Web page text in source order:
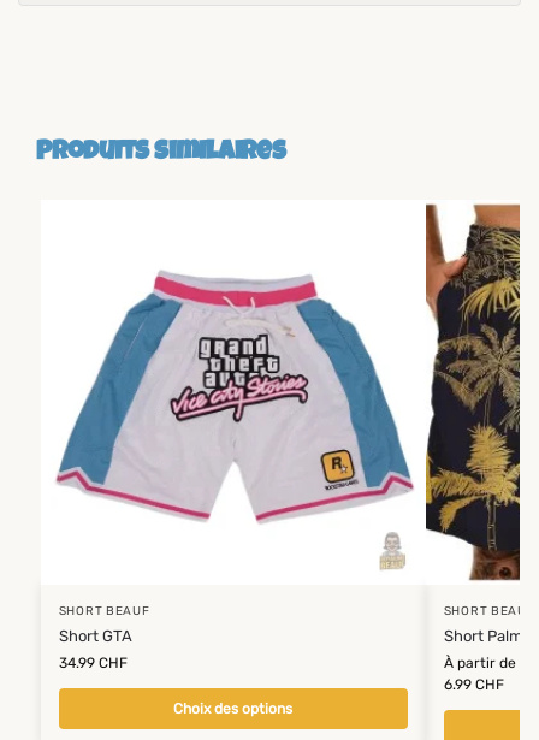
Produits similaires
SHORT BEAUF
Short GTA
34.99 CHF
Choix des options
SHORT BEAUF
Short
À partir de
6.99 CHF